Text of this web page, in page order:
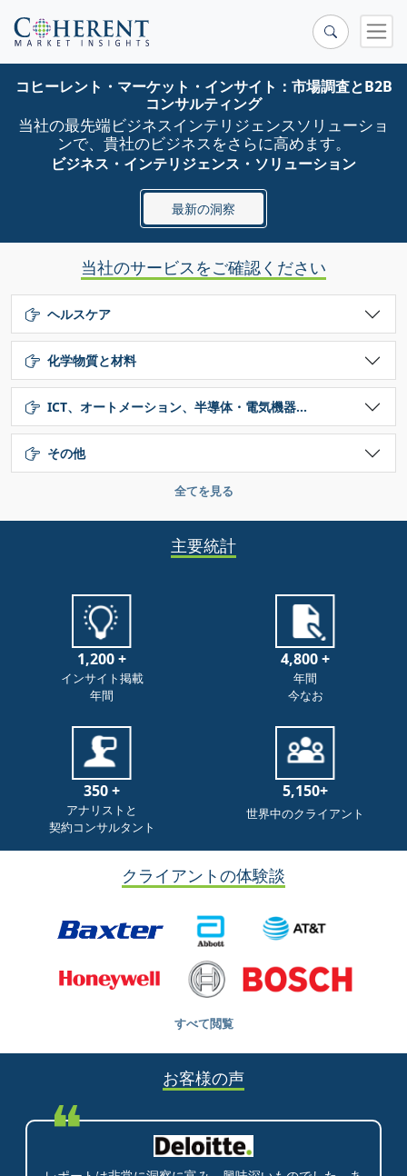
コヒーレント・マーケット・インサイト：市場調査とB2B
コンサルティング
当社の最先端ビジネスインテリジェンスソリューショ
ンで、貴社のビジネスをさらに高めます。
ビジネス・インテリジェンス・ソリューション
最新の洞察
当社のサービスをご確認ください
ヘルスケア
化学物質と材料
ICT、オートメーション、半導体・電気機器...
その他
全てを見る
主要統計
1,200 +
インサイト掲載
年間
4,800 +
年間
今なお
350 +
アナリストと
契約コンサルタント
5,150+
世界中のクライアント
クライアントの体験談
すべて閲覧
お客様の声
❝